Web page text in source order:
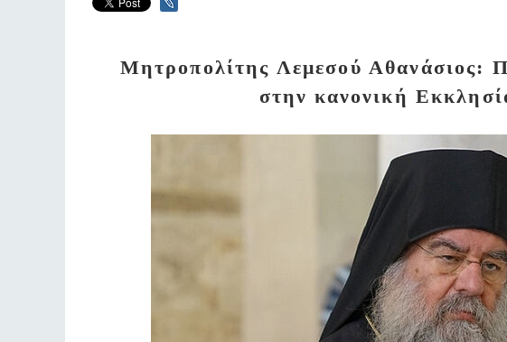
Μητροπολίτης Λεμεσού Αθανάσιος:
στην κανονική